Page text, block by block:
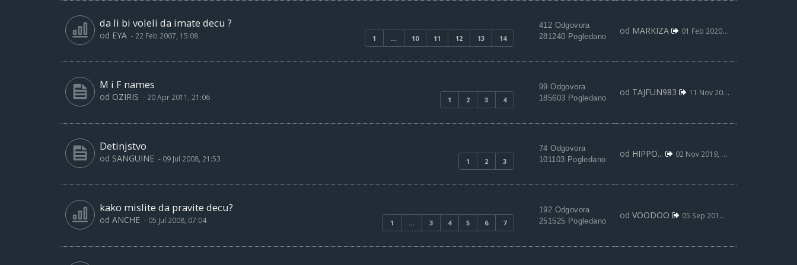
da li bi voleli da imate decu ?
1 … 10 11 12 13 14
od EYA - 22 Feb 2007, 15:08
412 Odgovora
281240 Pogledano
od MARKIZA 01 Feb 2020, 21:41
M i F names
1 2 3 4
od OZIRIS - 20 Apr 2011, 21:06
99 Odgovora
185603 Pogledano
od TAJFUN983 11 Nov 2019, 22:00
Detinjstvo
1 2 3
od SANGUINE - 09 Jul 2008, 21:53
74 Odgovora
101103 Pogledano
od HIPPO... 02 Nov 2019, 18:47
kako mislite da pravite decu?
1 … 3 4 5 6 7
od ANCHE - 05 Jul 2008, 07:04
192 Odgovora
251525 Pogledano
od VOODOO 05 Sep 2019, 01:47